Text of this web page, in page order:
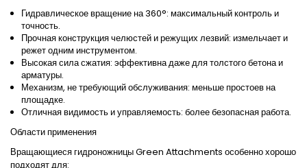
Гидравлическое вращение на 360°: максимальный контроль и
точность.
Прочная конструкция челюстей и режущих лезвий: измельчает и
режет одним инструментом.
Высокая сила сжатия: эффективна даже для толстого бетона и
арматуры.
Механизм, не требующий обслуживания: меньше простоев на
площадке.
Отличная видимость и управляемость: более безопасная работа.
Области применения
Вращающиеся гидроножницыGreen Attachments особенно хорошо
подходят для: